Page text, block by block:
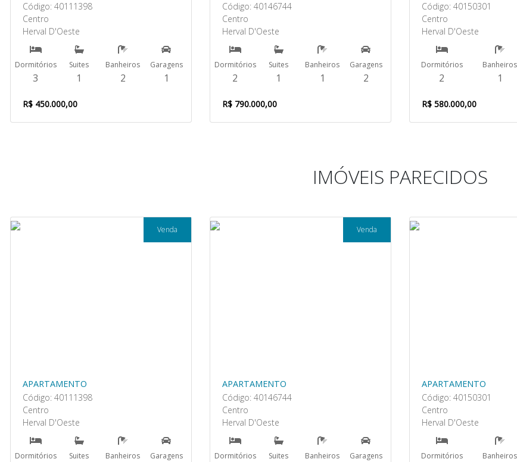
Código: 40111398
Centro
Herval D'Oeste
Dormitórios
3
Suites
1
Banheiros
2
Garagens
1
R$ 450.000,00
Código: 40146744
Centro
Herval D'Oeste
Dormitórios
2
Suites
1
Banheiros
1
Garagens
2
R$ 790.000,00
Código: 40150301
Centro
Herval D'Oeste
Dormitórios
2
Banheiros
1
R$ 580.000,00
IMÓVEIS PARECIDOS
Venda
APARTAMENTO
Código: 40111398
Centro
Herval D'Oeste
Dormitórios Suites Banheiros Garagens
Venda
APARTAMENTO
Código: 40146744
Centro
Herval D'Oeste
Dormitórios Suites Banheiros Garagens
APARTAMENTO
Código: 40150301
Centro
Herval D'Oeste
Dormitórios Banheiros